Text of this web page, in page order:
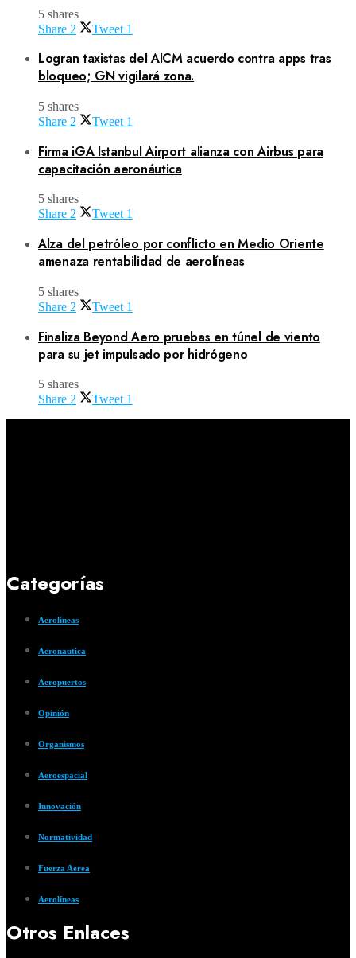
5 shares
Share 2 Tweet 1
Logran taxistas del AICM acuerdo contra apps tras
bloqueo; GN vigilará zona.
5 shares
Share 2 Tweet 1
Firma iGA Istanbul Airport alianza con Airbus para
capacitación aeronáutica
5 shares
Share 2 Tweet 1
Alza del petróleo por conflicto en Medio Oriente
amenaza rentabilidad de aerolíneas
5 shares
Share 2 Tweet 1
Finaliza Beyond Aero pruebas en túnel de viento
para su jet impulsado por hidrógeno
5 shares
Share 2 Tweet 1
Categorías
Aerolíneas
Aeronautica
Aeropuertos
Opinión
Organismos
Aeroespacial
Innovación
Normatividad
Fuerza Aerea
Aerolíneas
Otros Enlaces